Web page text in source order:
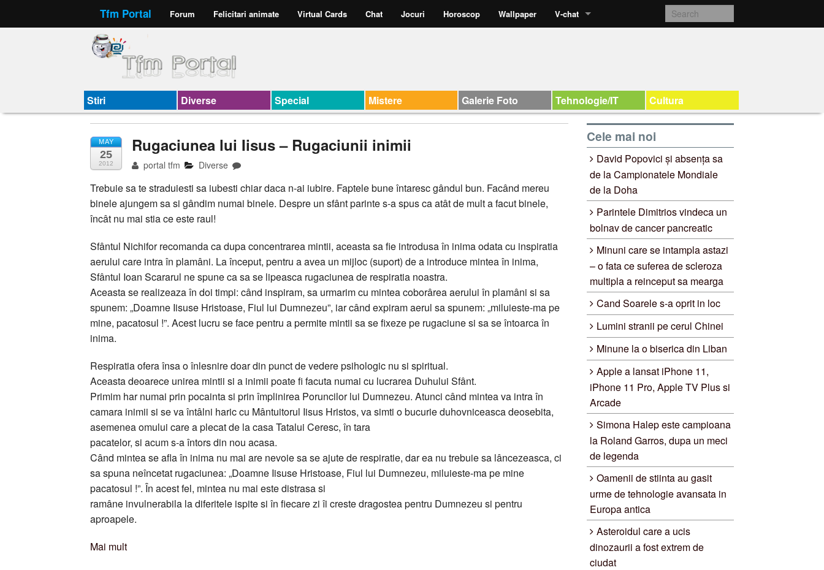
Tfm Portal Forum Felicitari animate Virtual Cards Chat Jocuri Horoscop Wallpaper V-chat
Stiri Diverse Special Mistere Galerie Foto Tehnologie/IT Cultura
MAY
25
2012
Rugaciunea lui Iisus – Rugaciunii inimii
portal tfm Diverse
Trebuie sa te straduiesti sa iubesti chiar daca n-ai iubire. Faptele bune întaresc gândul bun. Facând mereu
binele ajungem sa si gândim numai binele. Despre un sfânt parinte s-a spus ca atât de mult a facut binele,
încât nu mai stia ce este raul!
Sfântul Nichifor recomanda ca dupa concentrarea mintii, aceasta sa fie introdusa în inima odata cu inspiratia
aerului care intra în plamâni. La început, pentru a avea un mijloc (suport) de a introduce mintea în inima,
Sfântul Ioan Scararul ne spune ca sa se lipeasca rugaciunea de respiratia noastra.
Aceasta se realizeaza în doi timpi: când inspiram, sa urmarim cu mintea coborârea aerului în plamâni si sa
spunem: „Doamne Iisuse Hristoase, Fiul lui Dumnezeu”, iar când expiram aerul sa spunem: „miluieste-ma pe
mine, pacatosul !”. Acest lucru se face pentru a permite mintii sa se fixeze pe rugaciune si sa se întoarca în
inima.
Respiratia ofera însa o înlesnire doar din punct de vedere psihologic nu si spiritual.
Aceasta deoarece unirea mintii si a inimii poate fi facuta numai cu lucrarea Duhului Sfânt.
Primim har numai prin pocainta si prin împlinirea Poruncilor lui Dumnezeu. Atunci când mintea va intra în
camara inimii si se va întâlni haric cu Mântuitorul Iisus Hristos, va simti o bucurie duhovniceasca deosebita,
asemenea omului care a plecat de la casa Tatalui Ceresc, în tara
pacatelor, si acum s-a întors din nou acasa.
Când mintea se afla în inima nu mai are nevoie sa se ajute de respiratie, dar ea nu trebuie sa lâncezeasca, ci
sa spuna neîncetat rugaciunea: „Doamne Iisuse Hristoase, Fiul lui Dumnezeu, miluieste-ma pe mine
pacatosul !”. În acest fel, mintea nu mai este distrasa si
ramâne invulnerabila la diferitele ispite si în fiecare zi îi creste dragostea pentru Dumnezeu si pentru
aproapele.
Mai mult
Cele mai noi
David Popovici și absența sa
de la Campionatele Mondiale
de la Doha
Parintele Dimitrios vindeca un
bolnav de cancer pancreatic
Minuni care se intampla astazi
– o fata ce suferea de scleroza
multipla a reinceput sa mearga
Cand Soarele s-a oprit in loc
Lumini stranii pe cerul Chinei
Minune la o biserica din Liban
Apple a lansat iPhone 11,
iPhone 11 Pro, Apple TV Plus si
Arcade
Simona Halep este campioana
la Roland Garros, dupa un meci
de legenda
Oamenii de stiinta au gasit
urme de tehnologie avansata in
Europa antica
Asteroidul care a ucis
dinozaurii a fost extrem de
ciudat